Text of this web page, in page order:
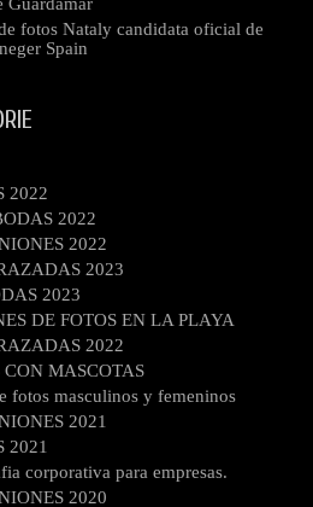
fotos Nataly candidata oficial de
Spain
2022
2022
2022
2023
2023
DE FOTOS EN LA PLAYA
2022
CON MASCOTAS
fotos masculinos y femeninos
2021
2021
corporativa para empresas.
2020